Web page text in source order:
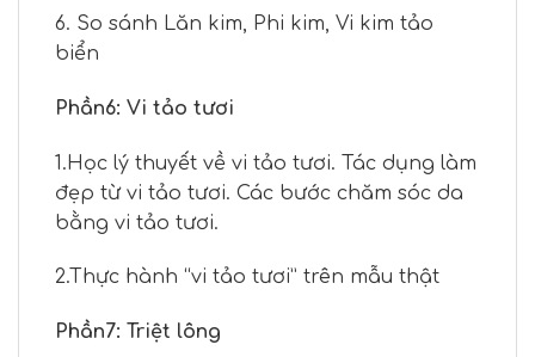
6. So sánh Lăn kim, Phi kim, Vi kim tảo
biển
Phần6: Vi tảo tươi
1.Học lý thuyết về vi tảo tươi. Tác dụng làm
đẹp từ vi tảo tươi. Các bước chăm sóc da
bằng vi tảo tươi.
2.Thực hành “vi tảo tươi” trên mẫu thật
Phần7: Triệt lông